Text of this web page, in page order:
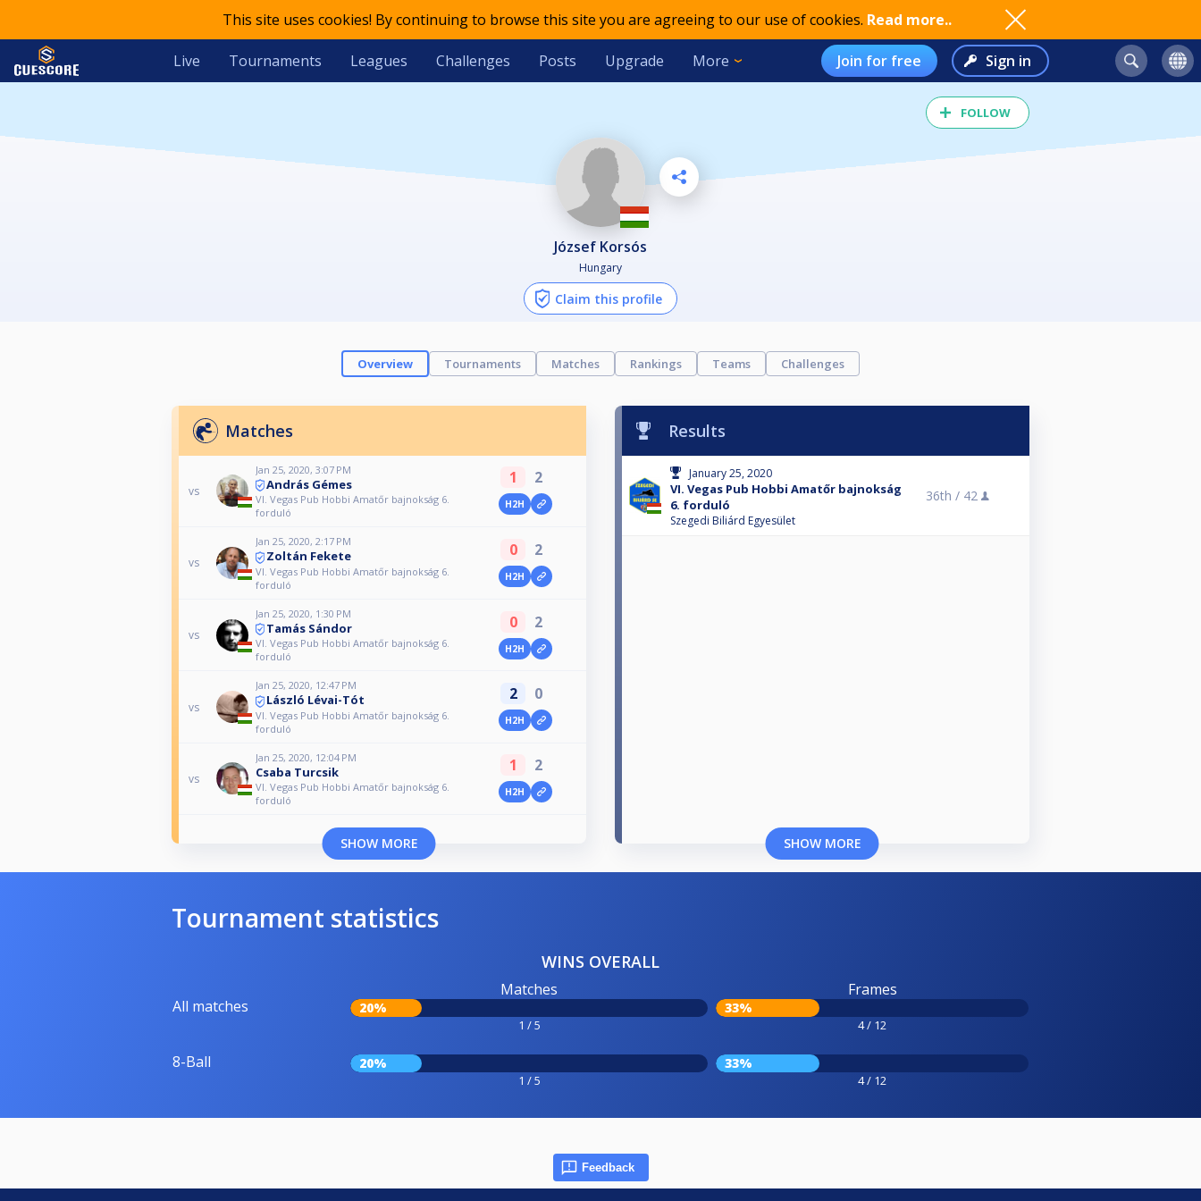
This site uses cookies! By continuing to browse this site you are agreeing to our use of cookies. Read more..
Live Tournaments Leagues Challenges Posts Upgrade More Join for free Sign in
FOLLOW
József Korsós
Hungary
Claim this profile
Overview Tournaments Matches Rankings Teams Challenges
Matches
vs
Jan 25, 2020, 3:07 PM
András Gémes
VI. Vegas Pub Hobbi Amatőr bajnokság 6.
forduló
1 2
H2H
vs
Jan 25, 2020, 2:17 PM
Zoltán Fekete
VI. Vegas Pub Hobbi Amatőr bajnokság 6.
forduló
0 2
H2H
vs
Jan 25, 2020, 1:30 PM
Tamás Sándor
VI. Vegas Pub Hobbi Amatőr bajnokság 6.
forduló
0 2
H2H
vs
Jan 25, 2020, 12:47 PM
László Lévai-Tót
VI. Vegas Pub Hobbi Amatőr bajnokság 6.
forduló
2 0
H2H
vs
Jan 25, 2020, 12:04 PM
Csaba Turcsik
VI. Vegas Pub Hobbi Amatőr bajnokság 6.
forduló
1 2
H2H
SHOW MORE
Results
January 25, 2020
VI. Vegas Pub Hobbi Amatőr bajnokság
6. forduló
Szegedi Biliárd Egyesület
36th / 42
SHOW MORE
Tournament statistics
WINS OVERALL
All matches
Matches
20%
1 / 5
Frames
33%
4 / 12
8-Ball 20%
1 / 5
33%
4 / 12
Feedback